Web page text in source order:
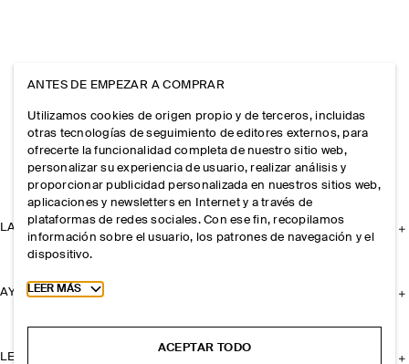
LA EMPRESA
AYUDA
LEGAL
ANTES DE EMPEZAR A COMPRAR
Utilizamos cookies de origen propio y de terceros, incluidas
otras tecnologías de seguimiento de editores externos, para
ofrecerte la funcionalidad completa de nuestro sitio web,
personalizar su experiencia de usuario, realizar análisis y
proporcionar publicidad personalizada en nuestros sitios web,
aplicaciones y newsletters en Internet y a través de
plataformas de redes sociales. Con ese fin, recopilamos
información sobre el usuario, los patrones de navegación y el
dispositivo.
Toggle more cookie information
LEER MÁS
ACEPTAR TODO